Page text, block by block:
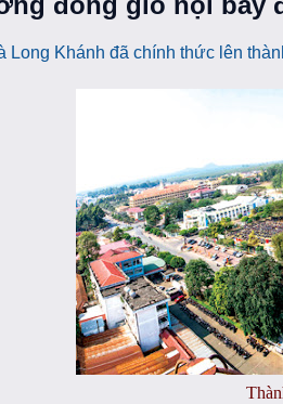
Long Khánh đã chính thức lên